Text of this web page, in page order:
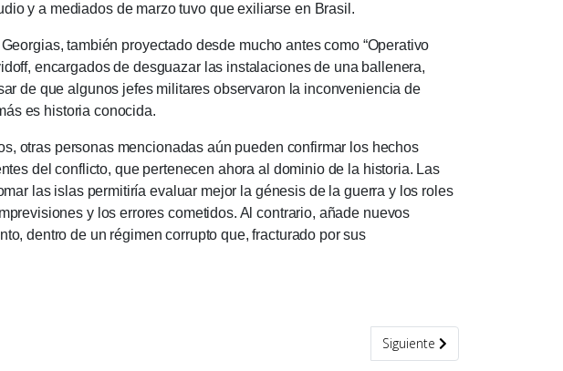
y a mediados de marzo tuvo que exiliarse en Brasil.
también proyectado desde mucho antes como “Operativo
encargados de desguazar las instalaciones de una ballenera,
de que algunos jefes militares observaron la inconveniencia de
es historia conocida.
personas mencionadas aún pueden confirmar los hechos
del conflicto, que pertenecen ahora al dominio de la historia. Las
las islas permitiría evaluar mejor la génesis de la guerra y los roles
y los errores cometidos. Al contrario, añade nuevos
dentro de un régimen corrupto que, fracturado por sus
Artículo siguiente: Contra la
Siguiente